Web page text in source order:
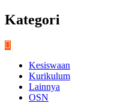
Kategori
Kesiswaan
Kurikulum
Lainnya
OSN